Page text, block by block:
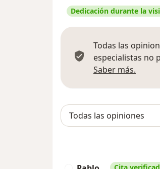
Dedicación durante la
Todas las
especialistas no
Saber más.